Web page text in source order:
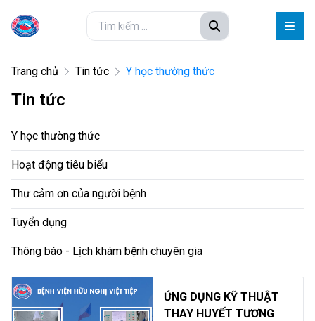
Trang chủ Tin tức Y học thường thức
Tin tức
Y học thường thức
Hoạt động tiêu biểu
Thư cảm ơn của người bệnh
Tuyển dụng
Thông báo - Lịch khám bệnh chuyên gia
ỨNG DỤNG KỸ THUẬT
THAY HUYẾT TƯƠNG